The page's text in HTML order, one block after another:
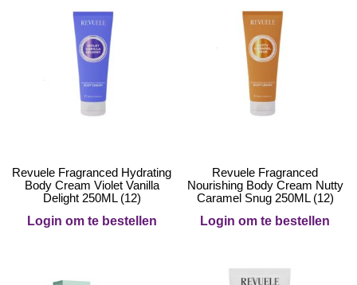
Revuele Fragranced Hydrating
Body Cream Violet Vanilla
Delight 250ML (12)
Login om te bestellen
Revuele Fragranced
Nourishing Body Cream Nutty
Caramel Snug 250ML (12)
Login om te bestellen